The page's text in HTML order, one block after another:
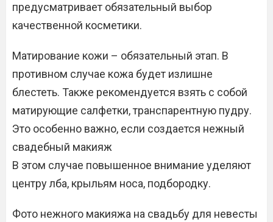
предусматривает обязательный выбор
качественной косметики.
Матирование кожи – обязательный этап. В
противном случае кожа будет излишне
блестеть. Также рекомендуется взять с собой
матирующие салфетки, транспарентную пудру.
Это особенно важно, если создается нежный
свадебный макияж
В этом случае повышенное внимание уделяют
центру лба, крыльям носа, подбородку.
Фото нежного макияжа на свадьбу для невесты